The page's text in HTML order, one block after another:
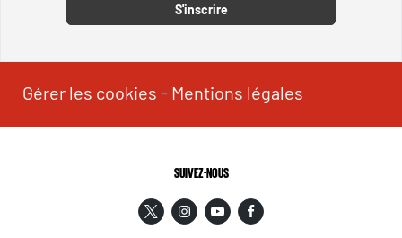
S'inscrire
Gérer les cookies - Mentions légales
SUIVEZ-NOUS